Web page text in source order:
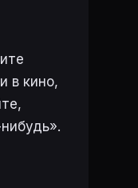
в кино,